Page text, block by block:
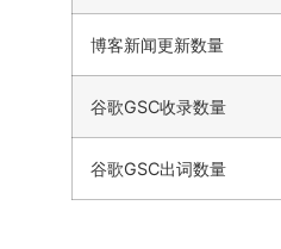
博客新闻更新数量
谷歌GSC收录数量
谷歌GSC出词数量